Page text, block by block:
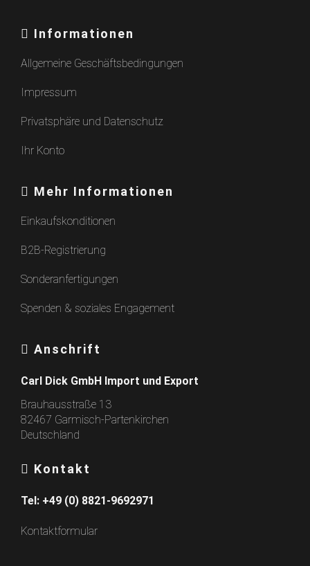
Informationen
Allgemeine Geschäftsbedingungen
Impressum
Privatsphäre und Datenschutz
Ihr Konto
Mehr Informationen
Einkaufskonditionen
B2B-Registrierung
Sonderanfertigungen
Spenden & soziales Engagement
Anschrift
Carl Dick GmbH Import und Export
Brauhausstraße 13
82467 Garmisch-Partenkirchen
Deutschland
Kontakt
Tel: +49 (0) 8821-9692971
Kontaktformular